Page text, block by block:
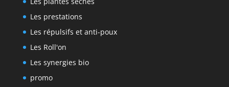
Les prestations
Les répulsifs et anti-poux
Les Roll'on
Les synergies bio
promo